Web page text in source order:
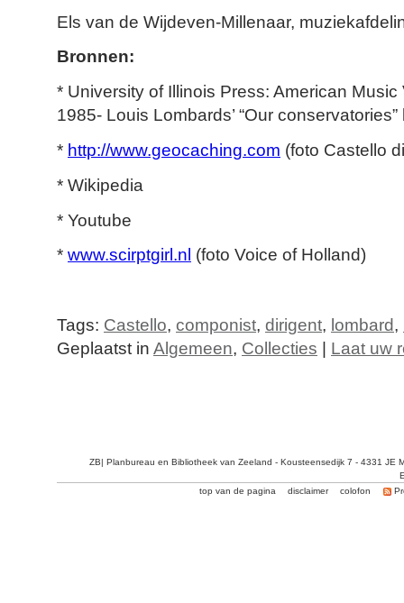
Els van de Wijdeven-Millenaar,
Bronnen:
* University of Illinois Press: American Music
1985- Louis Lombards’ “Our
* http://www.geocaching.com (foto Castello
* Wikipedia
* Youtube
* www.scirptgirl.nl (foto Voice of Holland)
Tags: Castello, componist, dirigent, lombard,
Geplaatst in Algemeen, Collecties Laat uw
ZB| Planbureau en Bibliotheek van Zeeland - Kousteensedijk 7 - 4331 JE
top van de pagina
disclaimer colofon